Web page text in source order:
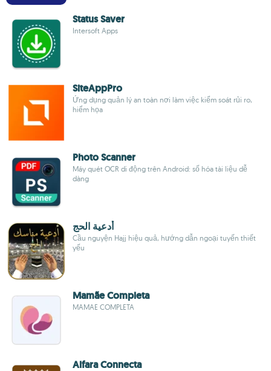
Status Saver
Intersoft Apps
SiteAppPro
Ứng dụng quản lý an toàn nơi làm việc kiểm soát rủi ro,
hiểm họa
Photo Scanner
Máy quét OCR di động trên Android: số hóa tài liệu dễ
dàng
أدعية الحج
Cầu nguyện Hajj hiệu quả, hướng dẫn ngoại tuyến thiết
yếu
Mamãe Completa
MAMAE COMPLETA
Alfara Connecta